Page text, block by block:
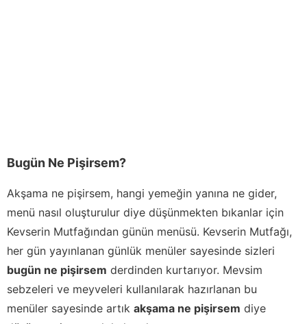
Bugün Ne Pişirsem?
Akşama ne pişirsem, hangi yemeğin yanına ne gider,
menü nasıl oluşturulur diye düşünmekten bıkanlar için
Kevserin Mutfağından günün menüsü. Kevserin Mutfağı,
her gün yayınlanan günlük menüler sayesinde sizleri
bugün ne pişirsem derdinden kurtarıyor. Mevsim
sebzeleri ve meyveleri kullanılarak hazırlanan bu
menüler sayesinde artık akşama ne pişirsem diye